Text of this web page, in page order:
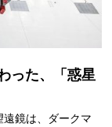
った、「惑星
鏡は、ダークマ